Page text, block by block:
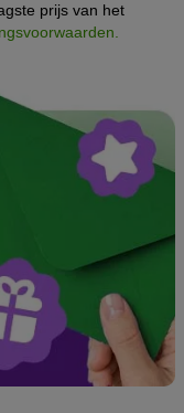
prijs van het